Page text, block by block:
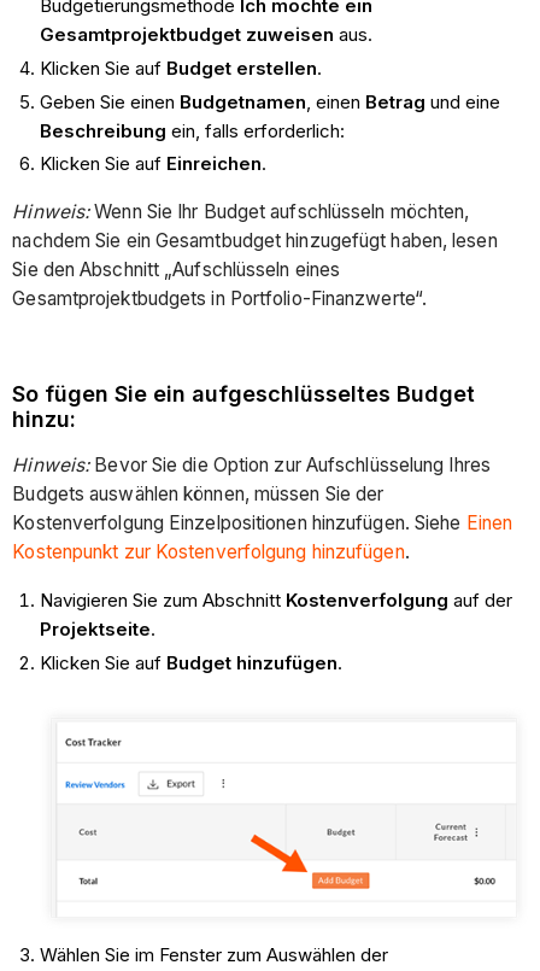
Budgetierungsmethode Ich möchte ein
Gesamtprojektbudget zuweisen aus.
Klicken Sie auf Budget erstellen.
Geben Sie einen Budgetnamen , einen Betrag und eine
Beschreibung ein, falls erforderlich:
Klicken Sie auf Einreichen.
Hinweis:Wenn Sie Ihr Budget aufschlüsseln möchten,
nachdem Sie ein Gesamtbudget hinzugefügt haben, lesen
Sie den Abschnitt „Aufschlüsseln eines
Gesamtprojektbudgets in Portfolio-Finanzwerte“.
So fügen Sie ein aufgeschlüsseltes Budget
hinzu:
Hinweis:Bevor Sie die Option zur Aufschlüsselung Ihres
Budgets auswählen können, müssen Sie der
Kostenverfolgung Einzelpositionen hinzufügen. Siehe Einen
Kostenpunkt zur Kostenverfolgung hinzufügen.
Navigieren Sie zum Abschnitt Kostenverfolgung auf der
Projektseite.
Klicken Sie auf Budget hinzufügen.
Wählen Sie im Fenster zum Auswählen der